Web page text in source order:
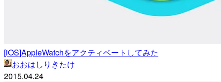
[iOS]AppleWatchをアクティベートしてみた
おおはしりきたけ
2015.04.24